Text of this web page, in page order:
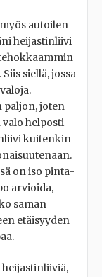
autoilen
heijastinliivi
siellä, jossa
paljon, joten
helposti
kuitenkin
on iso pinta-
arvioida,
saman
etäisyyden